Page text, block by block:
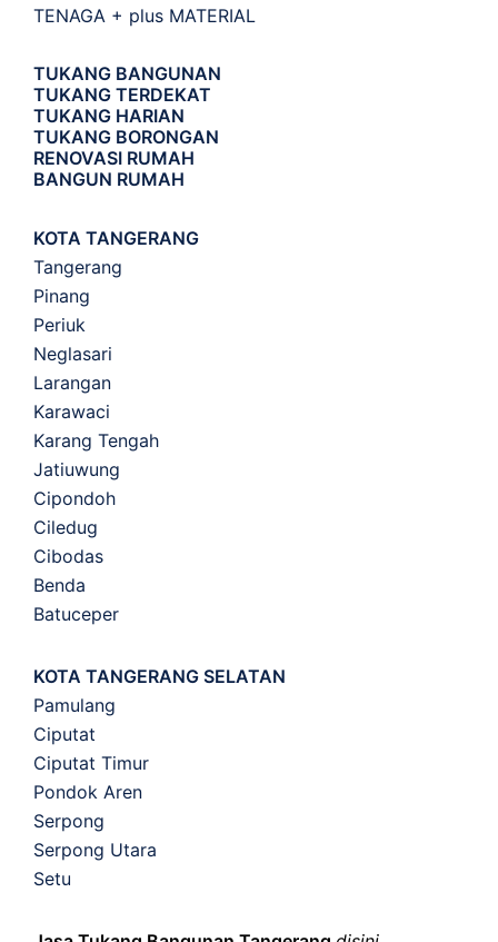
TENAGA + plus MATERIAL
TUKANG BANGUNAN
TUKANG TERDEKAT
TUKANG HARIAN
TUKANG BORONGAN
RENOVASI RUMAH
BANGUN RUMAH
KOTA TANGERANG
Tangerang
Pinang
Periuk
Neglasari
Larangan
Karawaci
Karang Tengah
Jatiuwung
Cipondoh
Ciledug
Cibodas
Benda
Batuceper
KOTA TANGERANG SELATAN
Pamulang
Ciputat
Ciputat Timur
Pondok Aren
Serpong
Serpong Utara
Setu